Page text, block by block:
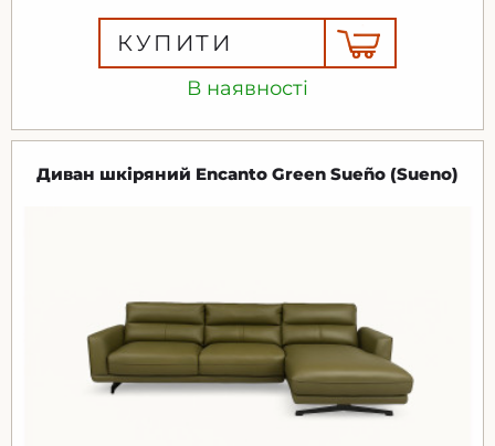
В наявності
КУПИТИ
Диван шкіряний Encanto Green Sueño (Sueno)